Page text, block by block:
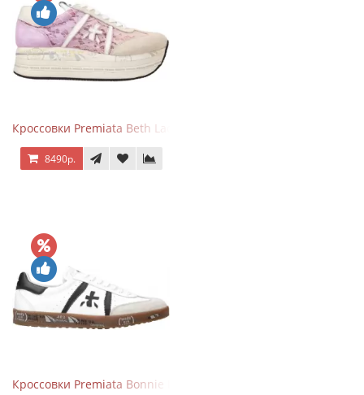
Кроссовки Premiata Beth Lace Light Pink Sand
8490р.
Кроссовки Premiata Bonnie Black White